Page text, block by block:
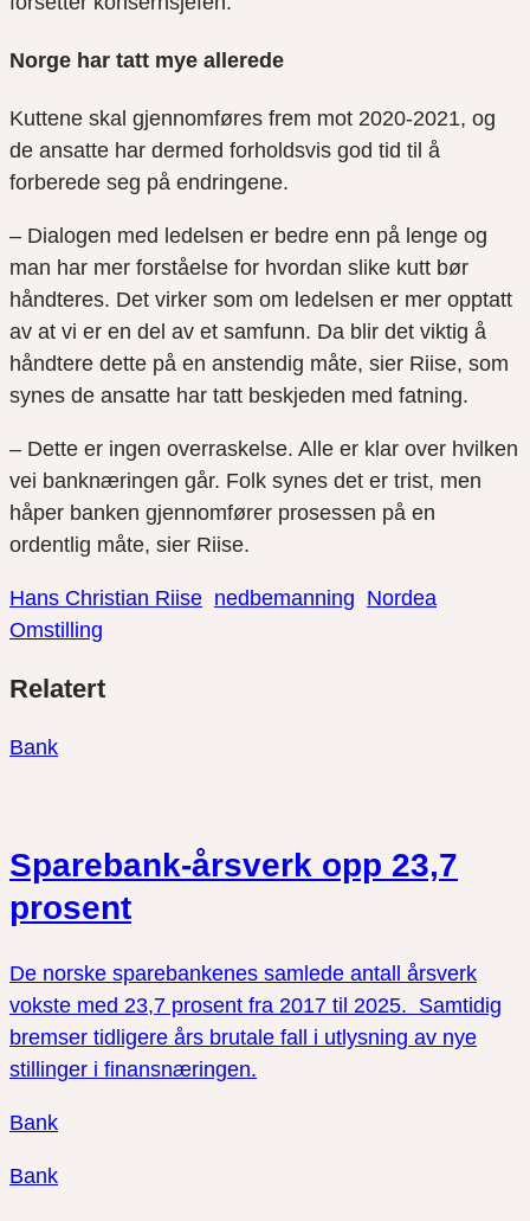
Norge har tatt mye allerede
Kuttene skal gjennomføres frem mot 2020-2021, og
de ansatte har dermed forholdsvis god tid til å
forberede seg på endringene.
– Dialogen med ledelsen er bedre enn på lenge og
man har mer forståelse for hvordan slike kutt bør
håndteres. Det virker som om ledelsen er mer opptatt
av at vi er en del av et samfunn. Da blir det viktig å
håndtere dette på en anstendig måte, sier Riise, som
synes de ansatte har tatt beskjeden med fatning.
– Dette er ingen overraskelse. Alle er klar over hvilken
vei banknæringen går. Folk synes det er trist, men
håper banken gjennomfører prosessen på en
ordentlig måte, sier Riise.
Hans Christian Riise nedbemanning Nordea
Omstilling
link
på
på
Relatert
Bank
Sparebank-årsverk opp 23,7
prosent
De norske sparebankenes samlede antall årsverk
vokste med 23,7 prosent fra 2017 til 2025. Samtidig
bremser tidligere års brutale fall i utlysning av nye
stillinger i finansnæringen.
Bank
Bank